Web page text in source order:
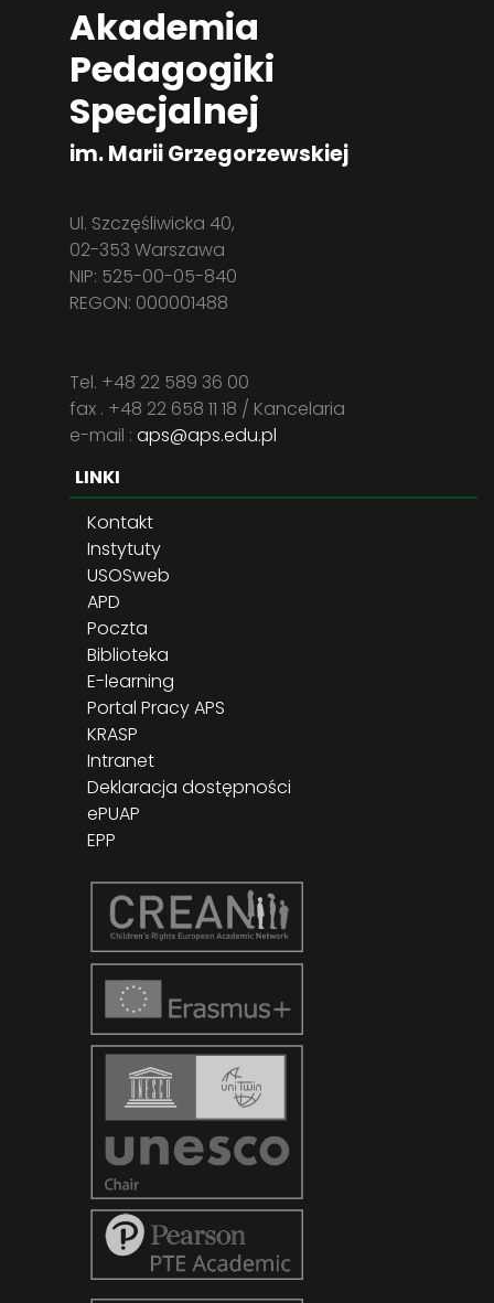
Akademia
Pedagogiki
Specjalnej
im. Marii Grzegorzewskiej
Ul. Szczęśliwicka 40,
02-353 Warszawa
NIP: 525-00-05-840
REGON: 000001488
Tel. +48 22 589 36 00
fax . +48 22 658 11 18 / Kancelaria
e-mail : aps@aps.edu.pl
LINKI
Kontakt
Instytuty
USOSweb
APD
Poczta
Biblioteka
E-learning
Portal Pracy APS
KRASP
Intranet
Deklaracja dostępności
ePUAP
EPP